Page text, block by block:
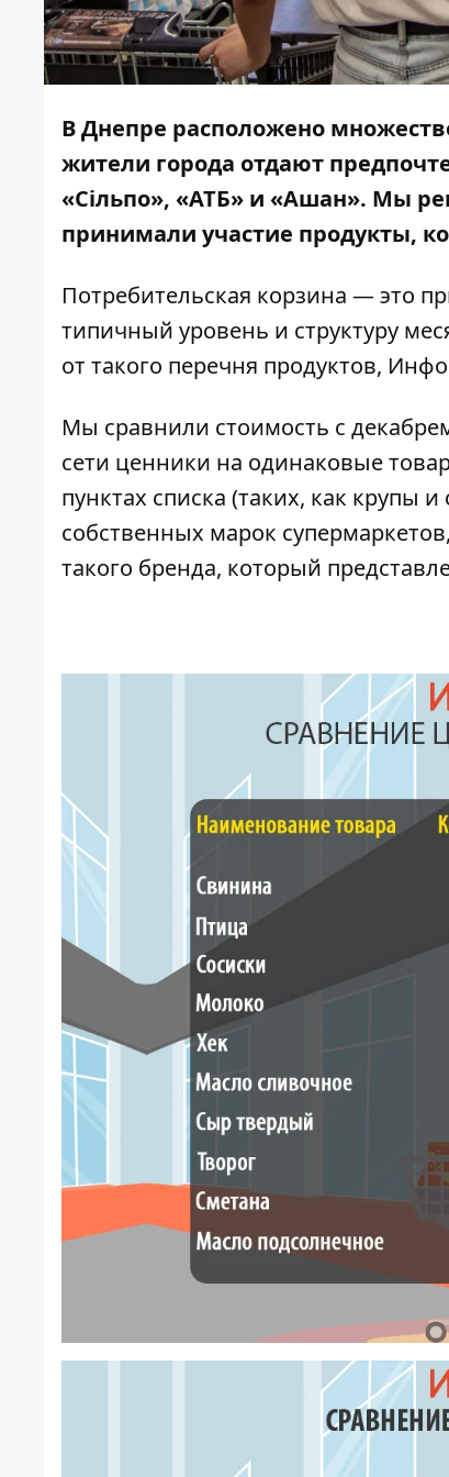
В Днепре расположено
жители города отдают
«Сільпо», «АТБ» и «Ашан». Мы
принимали участие продукты,
Потребительская корзина — это
типичный уровень и структуру
от такого перечня продуктов,
Мы сравнили стоимость с
сети ценники на одинаковые
пунктах списка (таких, как крупы
собственных марок
такого бренда, который